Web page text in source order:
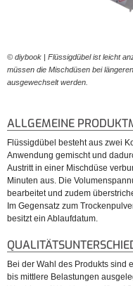
© diybook | Flüssigdübel ist leicht
müssen die Mischdüsen bei
ausgewechselt werden.
ALLGEMEINE
Flüssigdübel besteht aus zwei
Anwendung gemischt und
Austritt in einer Mischdüse
Minuten aus. Die
bearbeitet und zudem
Im Gegensatz zum
besitzt ein Ablaufdatum.
Bei der Wahl des Produkts sind
bis mittlere Belastungen